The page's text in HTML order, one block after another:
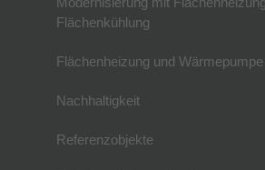
Flächenkühlung
Flächenheizung und Wärmepumpe
Nachhaltigkeit
Referenzobjekte